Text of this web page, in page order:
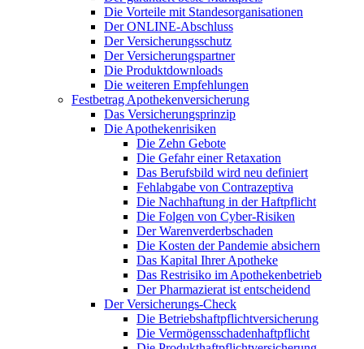
Die Vorteile mit Standesorganisationen
Der ONLINE-Abschluss
Der Versicherungsschutz
Der Versicherungspartner
Die Produktdownloads
Die weiteren Empfehlungen
Festbetrag Apothekenversicherung
Das Versicherungsprinzip
Die Apothekenrisiken
Die Zehn Gebote
Die Gefahr einer Retaxation
Das Berufsbild wird neu definiert
Fehlabgabe von Contrazeptiva
Die Nachhaftung in der Haftpflicht
Die Folgen von Cyber-Risiken
Der Warenverderbschaden
Die Kosten der Pandemie absichern
Das Kapital Ihrer Apotheke
Das Restrisiko im Apothekenbetrieb
Der Pharmazierat ist entscheidend
Der Versicherungs-Check
Die Betriebshaftpflichtversicherung
Die Vermögensschadenhaftpflicht